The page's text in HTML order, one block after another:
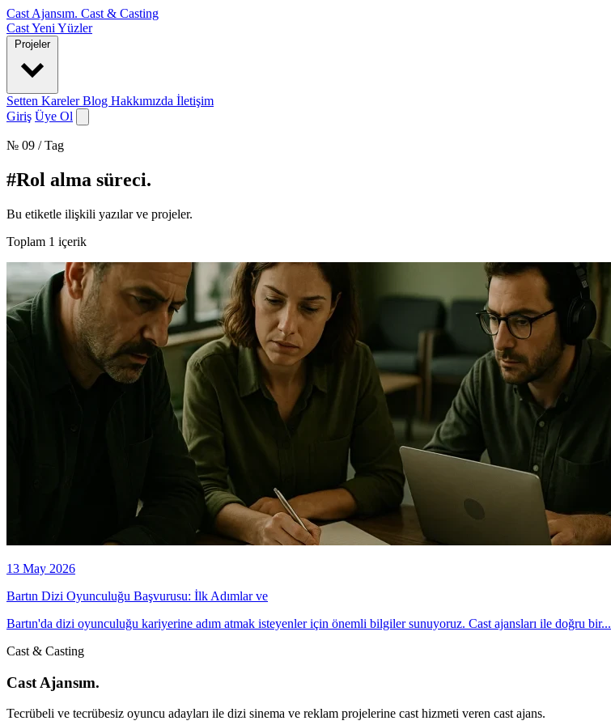
Cast Ajansım. Cast & Casting
CastYeni Yüzler
Projeler
Setten KarelerBlog Hakkımızda İletişim
Giriş Üye Ol
№ 09 / Tag
#Rol alma süreci.
Bu etiketle ilişkili yazılar ve projeler.
Toplam 1 içerik
13 May 2026
Bartın Dizi Oyunculuğu Başvurusu: İlk Adımlar ve
Bartın'da dizi oyunculuğu kariyerine adım atmak isteyenler için önemli bilgiler sunuyoruz. Cast ajansları ile doğru bir...
Cast & Casting
Cast Ajansım.
Tecrübeli ve tecrübesiz oyuncu adayları ile dizi sinema ve reklam projelerine cast hizmeti veren cast ajans.